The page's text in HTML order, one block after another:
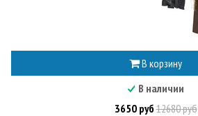
В корзину
В наличии
3650 руб12680 руб